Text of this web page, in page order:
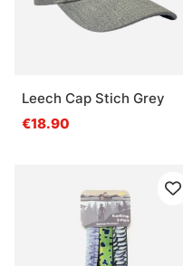
Leech Cap Stich Grey
€18.90